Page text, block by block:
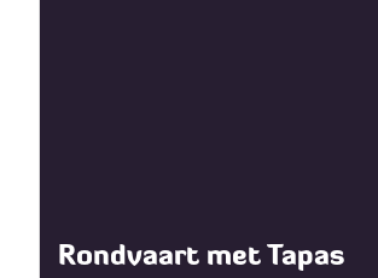
Rondvaart met Tapas